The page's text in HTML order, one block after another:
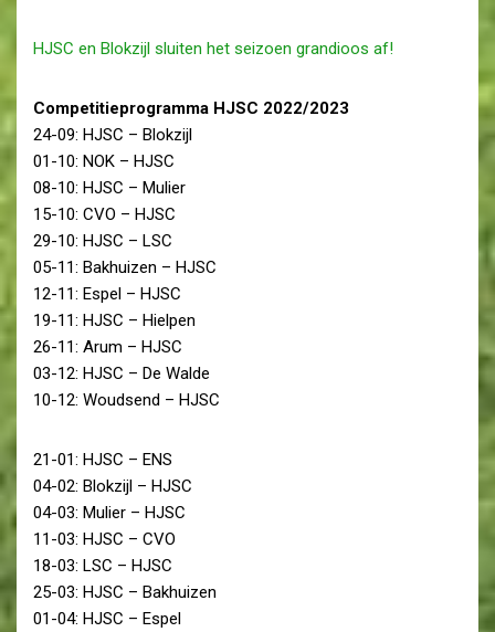
HJSC en Blokzijl sluiten het seizoen grandioos af!
Competitieprogramma HJSC 2022/2023
24-09: HJSC – Blokzijl
01-10: NOK – HJSC
08-10: HJSC – Mulier
15-10: CVO – HJSC
29-10: HJSC – LSC
05-11: Bakhuizen – HJSC
12-11: Espel – HJSC
19-11: HJSC – Hielpen
26-11: Arum – HJSC
03-12: HJSC – De Walde
10-12: Woudsend – HJSC
21-01: HJSC – ENS
04-02: Blokzijl – HJSC
04-03: Mulier – HJSC
11-03: HJSC – CVO
18-03: LSC – HJSC
25-03: HJSC – Bakhuizen
01-04: HJSC – Espel